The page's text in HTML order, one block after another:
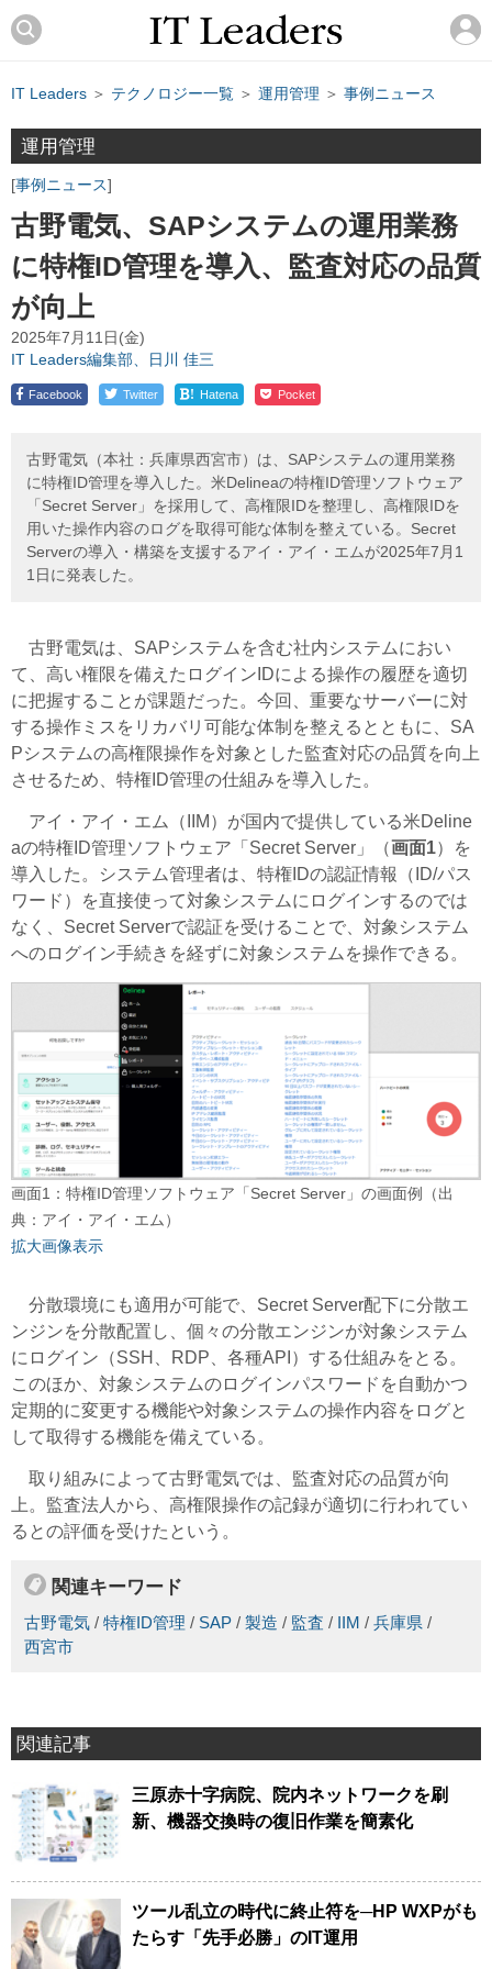
IT Leaders ＞ テクノロジー一覧 ＞ 運用管理 ＞ 事例ニュース
運用管理
事例ニュース
古野電気、SAPシステムの運用業務
に特権ID管理を導入、監査対応の品質
が向上
2025年7月11日(金)
IT Leaders編集部、日川 佳三
Facebook Twitter ! Hatena Pocket
古野電気（本社：兵庫県西宮市）は、SAPシステムの運用業務
に特権ID管理を導入した。米Delineaの特権ID管理ソフトウェア
「Secret Server」を採用して、高権限IDを整理し、高権限IDを
用いた操作内容のログを取得可能な体制を整えている。Secret
Serverの導入・構築を支援するアイ・アイ・エムが2025年7月1
1日に発表した。
古野電気は、SAPシステムを含む社内システムにおい
て、高い権限を備えたログインIDによる操作の履歴を適切
に把握することが課題だった。今回、重要なサーバーに対
する操作ミスをリカバリ可能な体制を整えるとともに、SA
Pシステムの高権限操作を対象とした監査対応の品質を向上
させるため、特権ID管理の仕組みを導入した。
アイ・アイ・エム（IIM）が国内で提供している米Deline
aの特権ID管理ソフトウェア「Secret Server」（画面1）を
導入した。システム管理者は、特権IDの認証情報（ID/パス
ワード）を直接使って対象システムにログインするのでは
なく、Secret Serverで認証を受けることで、対象システム
へのログイン手続きを経ずに対象システムを操作できる。
画面1：特権ID管理ソフトウェア「Secret Server」の画面例（出
典：アイ・アイ・エム）
拡大画像表示
分散環境にも適用が可能で、Secret Server配下に分散エ
ンジンを分散配置し、個々の分散エンジンが対象システム
にログイン（SSH、RDP、各種API）する仕組みをとる。
このほか、対象システムのログインパスワードを自動かつ
定期的に変更する機能や対象システムの操作内容をログと
して取得する機能を備えている。
取り組みによって古野電気では、監査対応の品質が向
上。監査法人から、高権限操作の記録が適切に行われてい
るとの評価を受けたという。
関連キーワード
古野電気 / 特権ID管理 / SAP / 製造 / 監査 / IIM / 兵庫県 /
西宮市
関連記事
三原赤十字病院、院内ネットワークを刷
新、機器交換時の復旧作業を簡素化
ツール乱立の時代に終止符を─HP WXPがも
たらす「先手必勝」のIT運用